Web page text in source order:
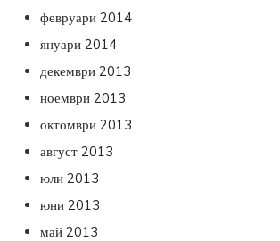
февруари 2014
януари 2014
декември 2013
ноември 2013
октомври 2013
август 2013
юли 2013
юни 2013
май 2013